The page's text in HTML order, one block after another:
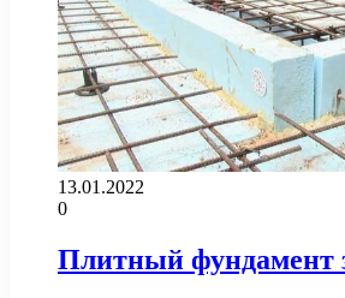
13.01.2022
0
Плитный фундамент